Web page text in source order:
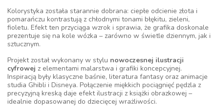
Kolorystyka została starannie dobrana: ciepłe odcienie złota i
pomarańczu kontrastują z chłodnymi tonami błękitu, zieleni,
fioletu. Efekt ten przyciąga wzrok i sprawia, że grafika doskonale
prezentuje się na kole wózka – zarówno w świetle dziennym, jak i
sztucznym.
Projekt został wykonany w stylu nowoczesnej ilustracji
cyfrowej z elementami malarstwa i grafiki koncepcyjnej.
Inspiracją były klasyczne baśnie, literatura fantasy oraz animacje
studia Ghibli i Disneya. Połączenie miękkich pociągnięć pędzla z
precyzyjną kreską daje efekt ilustracji z książki obrazkowej –
idealnie dopasowanej do dziecięcej wrażliwości.